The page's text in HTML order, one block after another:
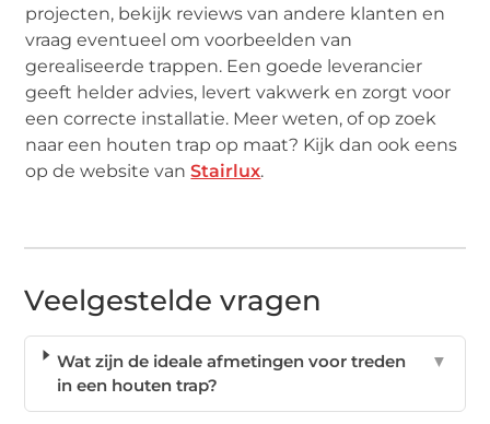
projecten, bekijk reviews van andere klanten en
vraag eventueel om voorbeelden van
gerealiseerde trappen. Een goede leverancier
geeft helder advies, levert vakwerk en zorgt voor
een correcte installatie. Meer weten, of op zoek
naar een houten trap op maat? Kijk dan ook eens
op de website vanStairlux.
Veelgestelde vragen
Wat zijn de ideale afmetingen voor treden
in een houten trap?
▼